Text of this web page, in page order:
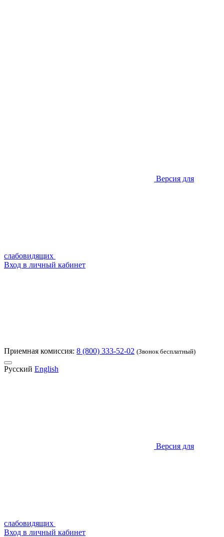
Версия для
слабовидящих
Вход в личный кабинет
Приемная комиссия: 8 (800) 333-52-02 (Звонок бесплатный)
Русский English
Версия для
слабовидящих
Вход в личный кабинет